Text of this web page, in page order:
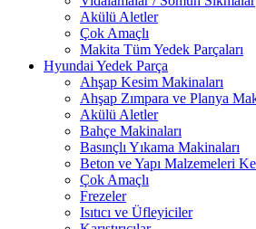
Akülü Aletler
Çok Amaçlı
Makita Tüm Yedek Parçaları
Hyundai Yedek Parça
Ahşap Kesim Makinaları
Ahşap Zımpara ve Planya
Akülü Aletler
Bahçe Makinaları
Basınçlı Yıkama Makinaları
Beton ve Yapı Malzemeleri
Çok Amaçlı
Frezeler
Isıtıcı ve Üfleyiciler